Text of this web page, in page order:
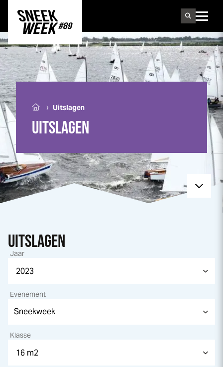
UITSLAGEN
› Uitslagen
UITSLAGEN
Jaar
Evenement
Klasse